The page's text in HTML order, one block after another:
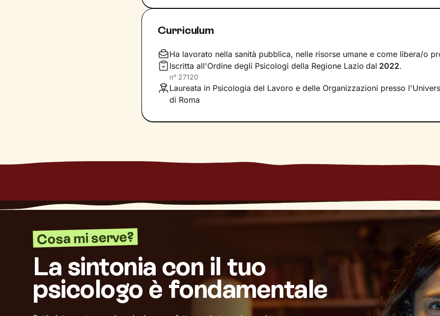
del tuo presente. La voglia di cambiamento sarà la motivazione necessaria
comportamenti, alla ricerca di unnuovo livello di consapevolezza.
fondamentale per comprendere cosa cambiare e come farlo. Nello spazio
accoglienza che si creerà, avrai modo di rileggere la tua realtà
inediti che ti permetteranno di affrontare la vita conattitudine ed energia
Curriculum
Ha lavorato nella sanità pubblica, nelle risorse umane e come libera/o
Iscritta all'Ordine degli Psicologi della Regione Lazio dal 2022.
n° 27120
Laureata in Psicologia del Lavoro e delle Organizzazioni presso
di Roma
Cosa mi serve?
La sintonia con il tuo
psicologo è fondamentale